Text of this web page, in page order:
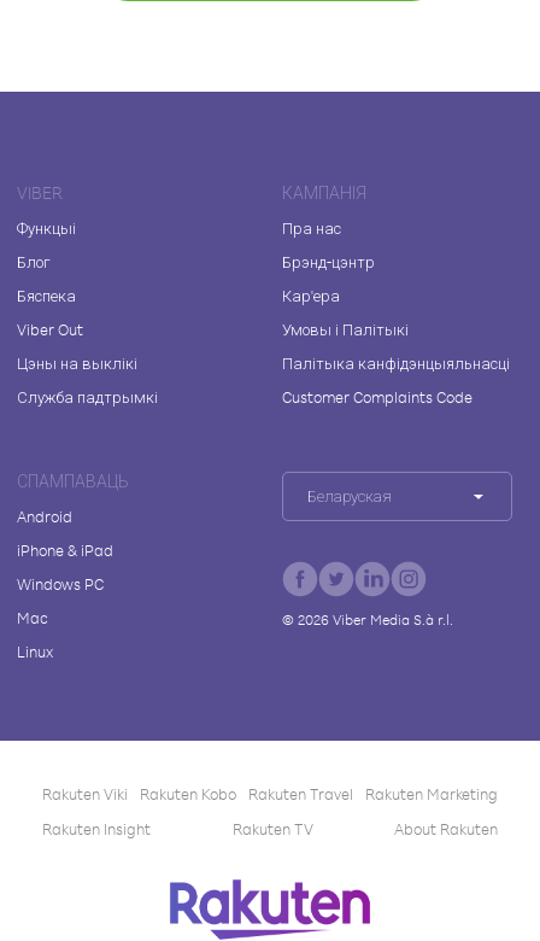
VIBER
Функцыі
Блог
Бяспека
Viber Out
Цэны на выклікі
Служба падтрымкі
КАМПАНІЯ
Пра нас
Брэнд-цэнтр
Кар'ера
Умовы і Палітыкі
Палітыка канфідэнцыяльнасці
Customer Complaints Code
СПАМПАВАЦЬ
Android
iPhone & iPad
Windows PC
Mac
Linux
Беларуская
© 2026Viber Media S.à r.l.
Rakuten Viki Rakuten Kobo Rakuten Travel
Rakuten Marketing
Rakuten Insight
Rakuten TV About Rakuten